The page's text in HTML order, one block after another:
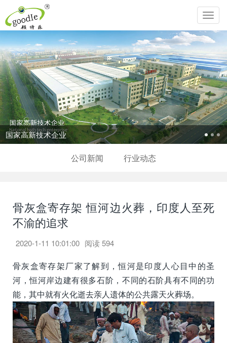
国家高新技术企业
公司新闻 行业动态
骨灰盒寄存架 恒河边火葬，印度人至死
不渝的追求
2020-1-11 10:01:00 阅读594
骨灰盒寄存架厂家了解到，恒河是印度人心目中的圣
河，恒河岸边建有很多石阶，不同的石阶具有不同的功
能，其中就有火化逝去亲人遗体的公共露天火葬场。